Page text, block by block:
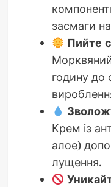
засмаги
Пийте
годину до
Крем із
алое)
лущення.